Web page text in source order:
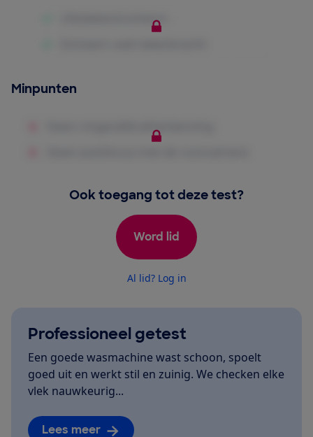
Minpunten
Ook toegang tot deze test?
Word lid
Al lid? Log in
Professioneel getest
Een goede wasmachine wast schoon, spoelt
goed uit en werkt stil en zuinig. We checken elke
vlek nauwkeurig...
Lees meer